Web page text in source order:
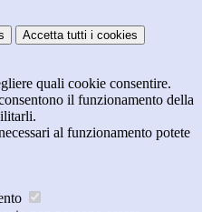
Accetta tutti i cookies
quali cookie consentire.
il funzionamento della
al funzionamento potete